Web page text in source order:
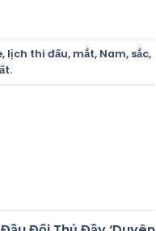
, lịch thi đấu, mắt, Nam, sắc,
.